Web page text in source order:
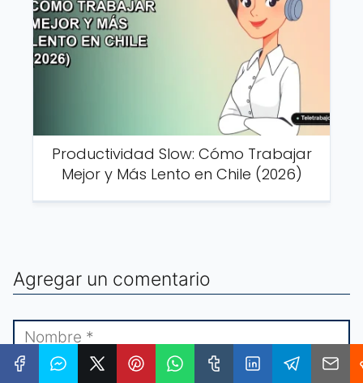
Productividad Slow: Cómo Trabajar
Mejor y Más Lento en Chile (2026)
Agregar un comentario